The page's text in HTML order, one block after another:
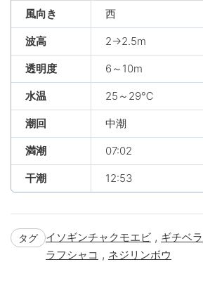
風向き 西
波高 2→2.5m
透明度 6～10m
水温 25～29℃
潮回 中潮
満潮 07:02
干潮 12:53
タグ イソギンチャクモエビ , ギチベラ
ラフシャコ , ネジリンボウ